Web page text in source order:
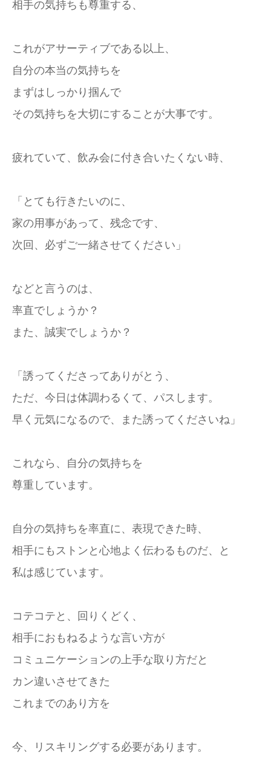
相手の気持ちも尊重する、
これがアサーティブである以上、
自分の本当の気持ちを
まずはしっかり掴んで
その気持ちを大切にすることが大事です。
疲れていて、飲み会に付き合いたくない時、
「とても行きたいのに、
家の用事があって、残念です、
次回、必ずご一緒させてください」
などと言うのは、
率直でしょうか？
また、誠実でしょうか？
「誘ってくださってありがとう、
ただ、今日は体調わるくて、パスします。
早く元気になるので、また誘ってくださいね」
これなら、自分の気持ちを
尊重しています。
自分の気持ちを率直に、表現できた時、
相手にもストンと心地よく伝わるものだ、と
私は感じています。
コテコテと、回りくどく、
相手におもねるような言い方が
コミュニケーションの上手な取り方だと
カン違いさせてきた
これまでのあり方を
今、リスキリングする必要があります。